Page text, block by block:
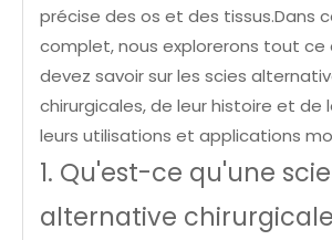
précise des os et des tissus.Dans
complet, nous explorerons tout ce
devez savoir sur les scies
chirurgicales, de leur histoire et de
leurs utilisations et applications
1. Qu'est-ce qu'une scie
alternative